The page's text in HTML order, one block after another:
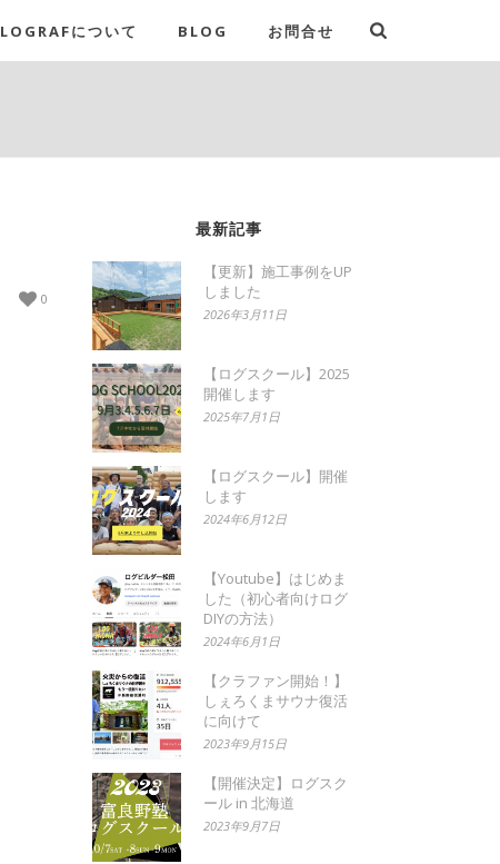
LOGRAFについて BLOG お問合せ
0
最新記事
【更新】施工事例をUP
しました
2026年3月11日
【ログスクール】2025
開催します
2025年7月1日
【ログスクール】開催
します
2024年6月12日
【Youtube】はじめま
した（初心者向けログ
DIYの方法）
2024年6月1日
【クラファン開始！】
しぇろくまサウナ復活
に向けて
2023年9月15日
【開催決定】ログスク
ール in 北海道
2023年9月7日